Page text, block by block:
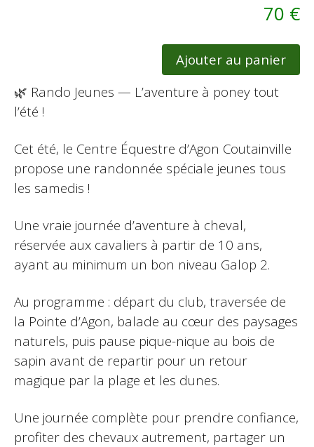
70 €
Ajouter au panier
🌿 Rando Jeunes — L’aventure à poney tout
l’été !
Cet été, le Centre Équestre d’Agon Coutainville
propose une randonnée spéciale jeunes tous
les samedis !
Une vraie journée d’aventure à cheval,
réservée aux cavaliers à partir de 10 ans,
ayant au minimum un bon niveau Galop 2.
Au programme : départ du club, traversée de
la Pointe d’Agon, balade au cœur des paysages
naturels, puis pause pique-nique au bois de
sapin avant de repartir pour un retour
magique par la plage et les dunes.
Une journée complète pour prendre confiance,
profiter des chevaux autrement, partager un